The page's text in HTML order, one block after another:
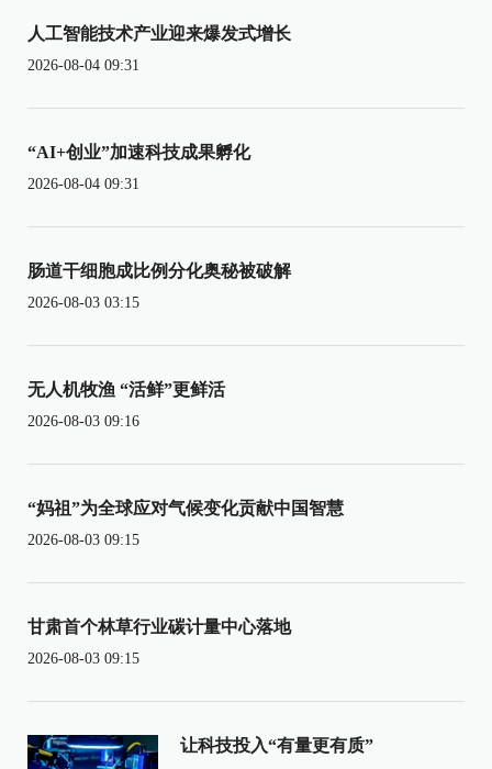
人工智能技术产业迎来爆发式增长
2026-08-04 09:31
“AI+创业”加速科技成果孵化
2026-08-04 09:31
肠道干细胞成比例分化奥秘被破解
2026-08-03 03:15
无人机牧渔 “活鲜”更鲜活
2026-08-03 09:16
“妈祖”为全球应对气候变化贡献中国智慧
2026-08-03 09:15
甘肃首个林草行业碳计量中心落地
2026-08-03 09:15
让科技投入“有量更有质”